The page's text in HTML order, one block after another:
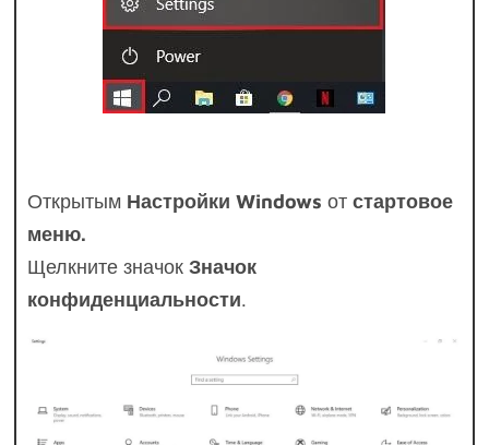
Открытым Настройки Windows от стартовое
меню.
Щелкните значокЗначок
конфиденциальности.